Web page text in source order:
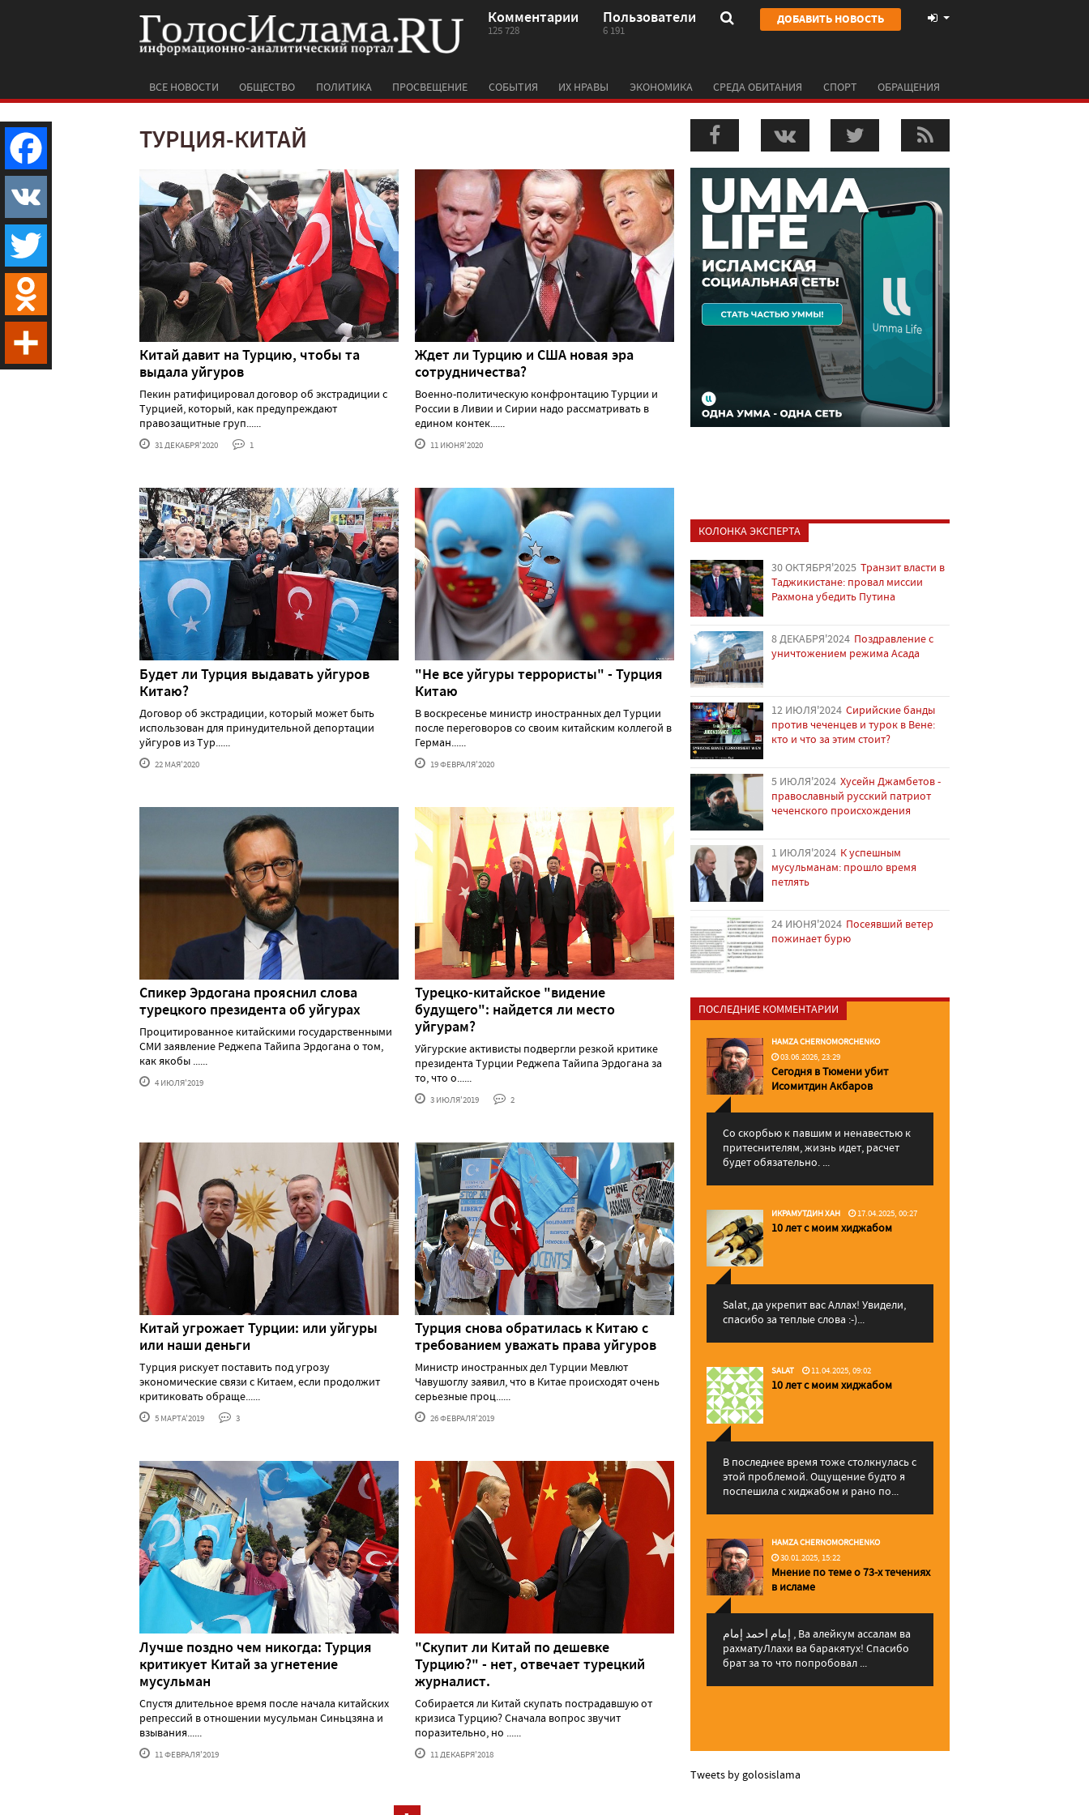
Комментарии
125 728
Пользователи
6 191
ДОБАВИТЬ НОВОСТЬ
ВСЕ НОВОСТИ ОБЩЕСТВО ПОЛИТИКА ПРОСВЕЩЕНИЕ СОБЫТИЯ ИХ НРАВЫ ЭКОНОМИКА СРЕДА ОБИТАНИЯ СПОРТ ОБРАЩЕНИЯ
ТУРЦИЯ-КИТАЙ
Китай давит на Турцию, чтобы та
выдала уйгуров
Пекин ратифицировал договор об экстрадиции с
Турцией, который, как предупреждают
правозащитные груп......
31 ДЕКАБРЯ'2020 1
Ждет ли Турцию и США новая эра
сотрудничества?
Военно-политическую конфронтацию Турции и
России в Ливии и Сирии надо рассматривать в
едином контек......
11 ИЮНЯ'2020
Будет ли Турция выдавать уйгуров
Китаю?
Договор об экстрадиции, который может быть
использован для принудительной депортации
уйгуров из Тур......
22 МАЯ'2020
"Не все уйгуры террористы" - Турция
Китаю
В воскресенье министр иностранных дел Турции
после переговоров со своим китайским коллегой в
Герман......
19 ФЕВРАЛЯ'2020
Спикер Эрдогана прояснил слова
турецкого президента об уйгурах
Процитированное китайскими государственными
СМИ заявление Реджепа Тайипа Эрдогана о том,
как якобы ......
4 ИЮЛЯ'2019
Турецко-китайское "видение
будущего": найдется ли место
уйгурам?
Уйгурские активисты подвергли резкой критике
президента Турции Реджепа Тайипа Эрдогана за
то, что о......
3 ИЮЛЯ'2019 2
Китай угрожает Турции: или уйгуры
или наши деньги
Турция рискует поставить под угрозу
экономические связи с Китаем, если продолжит
критиковать обраще......
5 МАРТА'2019 3
Турция снова обратилась к Китаю с
требованием уважать права уйгуров
Министр иностранных дел Турции Мевлют
Чавушоглу заявил, что в Китае происходят очень
серьезные проц......
26 ФЕВРАЛЯ'2019
Лучше поздно чем никогда: Турция
критикует Китай за угнетение
мусульман
Спустя длительное время после начала китайских
репрессий в отношении мусульман Синьцзяна и
взывания......
11 ФЕВРАЛЯ'2019
"Скупит ли Китай по дешевке
Турцию?" - нет, отвечает турецкий
журналист.
Собирается ли Китай скупать пострадавшую от
кризиса Турцию? Сначала вопрос звучит
поразительно, но ......
11 ДЕКАБРЯ'2018
КОЛОНКА ЭКСПЕРТА
30 ОКТЯБРЯ'2025 Транзит власти в
Таджикистане: провал миссии
Рахмона убедить Путина
8 ДЕКАБРЯ'2024 Поздравление с
уничтожением режима Асада
12 ИЮЛЯ'2024 Сирийские банды
против чеченцев и турок в Вене:
кто и что за этим стоит?
5 ИЮЛЯ'2024 Хусейн Джамбетов -
православный русский патриот
чеченского происхождения
1 ИЮЛЯ'2024 К успешным
мусульманам: прошло время
петлять
24 ИЮНЯ'2024 Посеявший ветер
пожинает бурю
ПОСЛЕДНИЕ КОММЕНТАРИИ
HAMZA CHERNOMORCHENKO
03.06.2026, 23:29
Сегодня в Тюмени убит
Исомитдин Акбаров
Со скорбью к павшим и ненавестью к
притеснителям, жизнь идет, расчет
будет обязательно. ...
ИКРАМУТДИН ХАН 17.04.2025, 00:27
10 лет с моим хиджабом
Salat, да укрепит вас Аллаx! Увидели,
спасибо за теплые слова :-)...
SALAT 11.04.2025, 09:02
10 лет с моим хиджабом
В последнее время тоже столкнулась с
этой проблемой. Ощущение будто я
поспешила с хиджабом и рано по...
HAMZA CHERNOMORCHENKO
30.01.2025, 15:22
Мнение по теме о 73-х течениях
в исламе
إمام احمد إمام , Ва алейкум ассалам ва
рахматуЛлахи ва баракятух! Спасибо
брат за то что попробовал ...
Tweets by golosislama
Facebook
VK
Twitter
Odnoklassniki